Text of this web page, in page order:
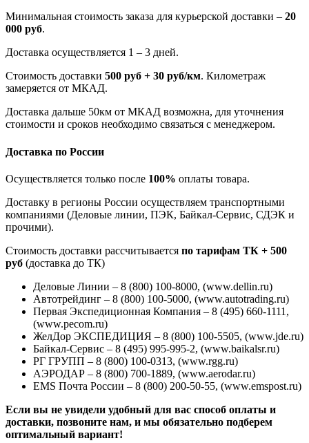
Минимальная стоимость заказа для курьерской доставки – 20
000 руб.
Доставка осуществляется 1 – 3 дней.
Стоимость доставки 500 руб + 30 руб/км. Километраж
замеряется от МКАД.
Доставка дальше 50км от МКАД возможна, для уточнения
стоимости и сроков необходимо связаться с менеджером.
Доставка по России
Осуществляется только после 100% оплаты товара.
Доставку в регионы России осуществляем транспортными
компаниями (Деловые линии, ПЭК, Байкал-Сервис, СДЭК и
прочими).
Стоимость доставки рассчитывается по тарифам ТК + 500
руб (доставка до ТК)
Деловые Линии – 8 (800) 100-8000, (www.dellin.ru)
Автотрейдинг – 8 (800) 100-5000, (www.autotrading.ru)
Первая Экспедиционная Компания – 8 (495) 660-1111,
(www.pecom.ru)
ЖелДор ЭКСПЕДИЦИЯ – 8 (800) 100-5505, (www.jde.ru)
Байкал-Сервис – 8 (495) 995-995-2, (www.baikalsr.ru)
РГ ГРУПП – 8 (800) 100-0313, (www.rgg.ru)
АЭРОДАР – 8 (800) 700-1889, (www.aerodar.ru)
EMS Почта России – 8 (800) 200-50-55, (www.emspost.ru)
Если вы не увидели удобный для вас способ оплаты и
доставки, позвоните нам, и мы обязательно подберем
оптимальный вариант!